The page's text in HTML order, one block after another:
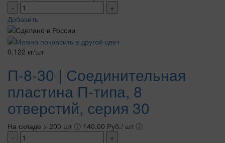
-
+
Добавить
0,122 кг/шт
П-8-30 | Соединительная
пластина П-типа, 8
отверстий, серия 30
На складе > 200 шт ⓘ 140.00 Руб./ шт ⓘ
-
+